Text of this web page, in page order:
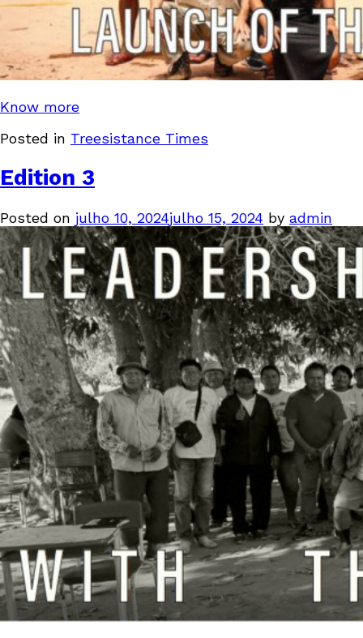
Know more
Posted in Treesistance Times
Edition 3
Posted on julho 10, 2024julho 15, 2024 by admin